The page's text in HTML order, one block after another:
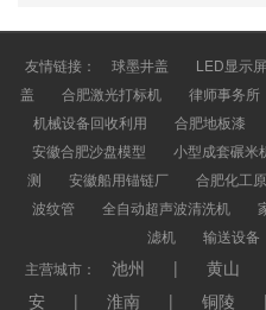
友情链接： 球墨井盖 LED显示屏
盖
合肥激光打标机 律师事务所
机械设备回收利用
合肥地板漆
安徽合肥沙盘模型
小型成套碾米
测
安徽船用锚链厂 合肥化工
波纹管
全自动超声波清洗机
滤机
输送设备
主营城市：
池州 | 黄山
安
| 淮南 | 铜陵 |